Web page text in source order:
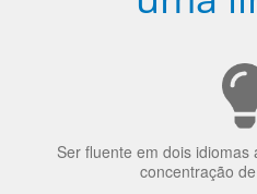
Ser fluente em dois idiomas
concentração